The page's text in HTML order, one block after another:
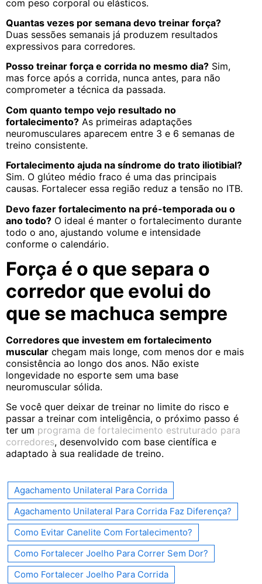
com peso corporal ou elásticos.
Quantas vezes por semana devo treinar força?
Duas sessões semanais já produzem resultados
expressivos para corredores.
Posso treinar força e corrida no mesmo dia? Sim,
mas force após a corrida, nunca antes, para não
comprometer a técnica da passada.
Com quanto tempo vejo resultado no
fortalecimento? As primeiras adaptações
neuromusculares aparecem entre 3 e 6 semanas de
treino consistente.
Fortalecimento ajuda na síndrome do trato iliotibial?
Sim. O glúteo médio fraco é uma das principais
causas. Fortalecer essa região reduz a tensão no ITB.
Devo fazer fortalecimento na pré-temporada ou o
ano todo? O ideal é manter o fortalecimento durante
todo o ano, ajustando volume e intensidade
conforme o calendário.
Força é o que separa o
corredor que evolui do
que se machuca sempre
Corredores que investem em fortalecimento
muscular chegam mais longe, com menos dor e mais
consistência ao longo dos anos. Não existe
longevidade no esporte sem uma base
neuromuscular sólida.
Se você quer deixar de treinar no limite do risco e
passar a treinar com inteligência, o próximo passo é
ter um programa de fortalecimento estruturado para
corredores, desenvolvido com base científica e
adaptado à sua realidade de treino.
Agachamento Unilateral Para Corrida
Agachamento Unilateral Para Corrida Faz Diferença?
Como Evitar Canelite Com Fortalecimento?
Como Fortalecer Joelho Para Correr Sem Dor?
Como Fortalecer Joelho Para Corrida